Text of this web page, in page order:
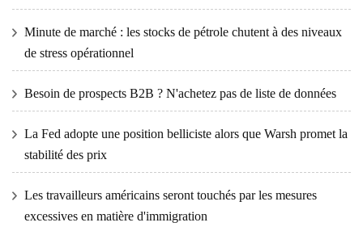
Minute de marché : les stocks de pétrole chutent à des niveaux
de stress opérationnel
Besoin de prospects B2B ? N'achetez pas de liste de données
La Fed adopte une position belliciste alors que Warsh promet la
stabilité des prix
Les travailleurs américains seront touchés par les mesures
excessives en matière d'immigration